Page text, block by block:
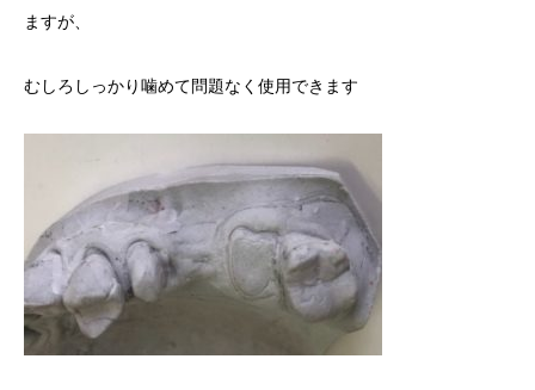
ますが、
むしろしっかり噛めて問題なく使用できます